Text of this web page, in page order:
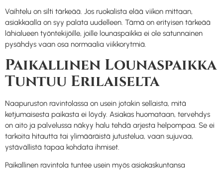
Vaihtelu on silti tärkeää. Jos ruokalista elää viikon mittaan,
asiakkaalla on syy palata uudelleen. Tämä on erityisen tärkeää
lähialueen työntekijöille, joille lounaspaikka ei ole satunnainen
pysähdys vaan osa normaalia viikkorytmiä.
Paikallinen Lounaspaikka
Tuntuu Erilaiselta
Naapuruston ravintolassa on usein jotakin sellaista, mitä
ketjumaisesta paikasta ei löydy. Asiakas huomataan, tervehdys
on aito ja palvelussa näkyy halu tehdä arjesta helpompaa. Se ei
tarkoita hitautta tai ylimääräistä jutustelua, vaan sujuvaa,
ystävällistä tapaa kohdata ihmiset.
Paikallinen ravintola tuntee usein myös asiakaskuntansa